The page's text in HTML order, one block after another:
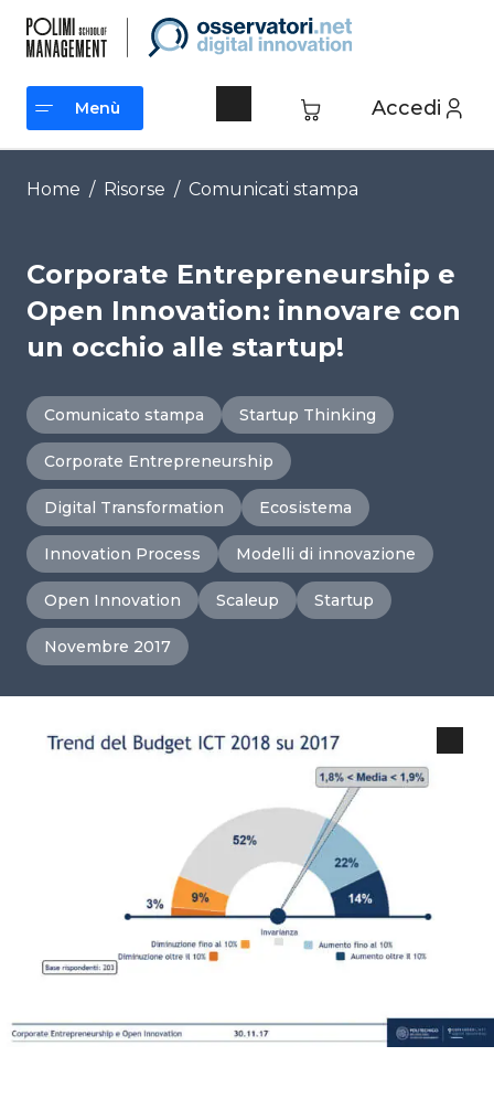
contenuto
Accedi
Menù
Menù
Home / Risorse / Comunicati stampa
Corporate Entrepreneurship e
Open Innovation: innovare con
un occhio alle startup!
Comunicato stampa Startup Thinking
Corporate Entrepreneurship
Digital Transformation Ecosistema
Innovation Process Modelli di innovazione
Open Innovation Scaleup Startup
Novembre 2017